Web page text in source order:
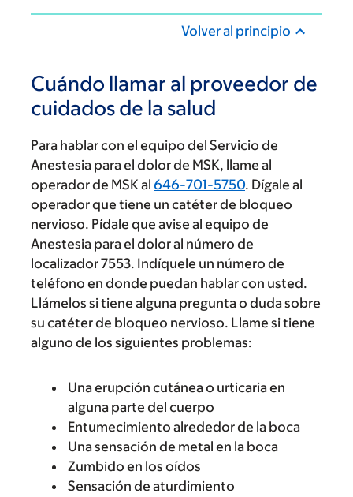
Volver al principio
Cuándo llamar al proveedor de
cuidados de la salud
Para hablar con el equipo del Servicio de
Anestesia para el dolor de MSK, llame al
operador de MSK al 646-701-5750. Dígale al
operador que tiene un catéter de bloqueo
nervioso. Pídale que avise al equipo de
Anestesia para el dolor al número de
localizador 7553. Indíquele un número de
teléfono en donde puedan hablar con usted.
Llámelos si tiene alguna pregunta o duda sobre
su catéter de bloqueo nervioso. Llame si tiene
alguno de los siguientes problemas:
Una erupción cutánea o urticaria en
alguna parte del cuerpo
Entumecimiento alrededor de la boca
Una sensación de metal en la boca
Zumbido en los oídos
Sensación de aturdimiento